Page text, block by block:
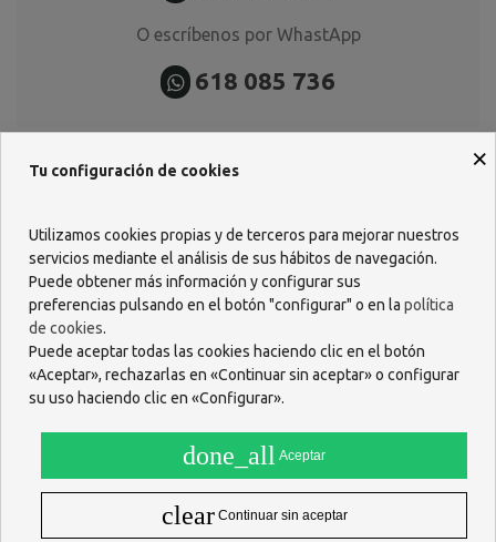
O escríbenos por WhastApp
618 085 736
Descripción
Un concentrado anti-imperfecciones con eficacia rápida y duradera
Nuevo enfoque: reduce los granos y puntos negros y limita su
reaparición actuando desde la raíz. Eficacia probada desde los 7
días.
Activos innovadores:
COMEDOCLASTIM: Extracto activo de semillas de Cardo Mariano
comedones y limitar su reaparición.
AGUA TERMAL DE AVÈNE: Activo natural y único que ofrece todas
sus propiedades calmantes y desensibilizantes.
: 92% de rápida absorción
×
Tu configuración de cookies
Utilizamos cookies propias y de terceros para mejorar nuestros
servicios mediante el análisis de sus hábitos de navegación.
Puede obtener más información y configurar sus
preferencias pulsando en el botón "configurar" o en la política
de cookies.
Puede aceptar todas las cookies haciendo clic en el botón
«Aceptar», rechazarlas en «Continuar sin aceptar» o configurar
su uso haciendo clic en «Configurar».
done_all Aceptar
clear Continuar sin aceptar